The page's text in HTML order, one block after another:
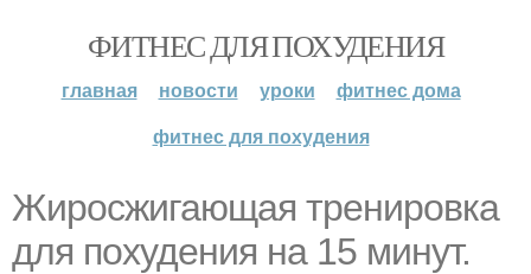
ФИТНЕС ДЛЯ ПОХУДЕНИЯ
главная новости уроки
фитнес дома
фитнес для похудения
Жиросжигающая тренировка
для похудения на 15 минут.